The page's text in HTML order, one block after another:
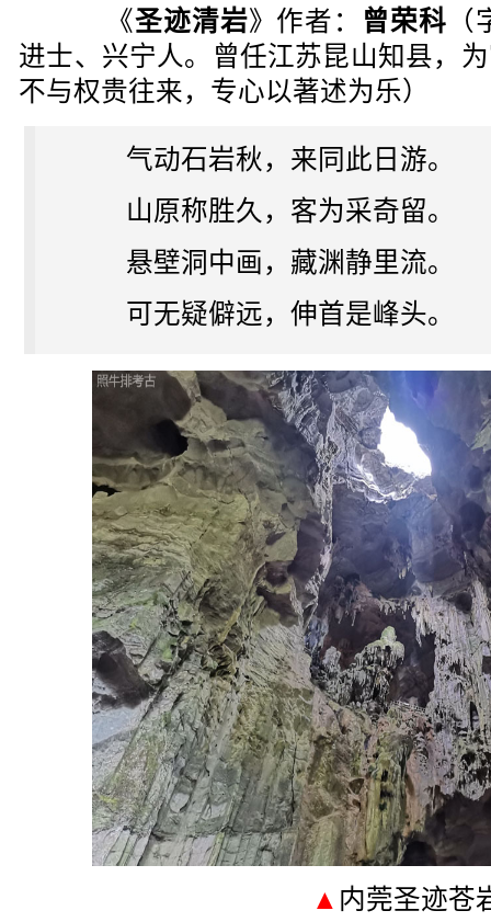
《圣迹清岩》作者： 曾荣科
进士、兴宁人。曾任江苏昆山知县，
不与权贵往来，专心以著述为乐）
气动石岩秋，来同此日游。
山原称胜久，客为采奇留。
悬壁洞中画，藏渊静里流。
可无疑僻远，伸首是峰头。
▲ 内莞圣迹苍